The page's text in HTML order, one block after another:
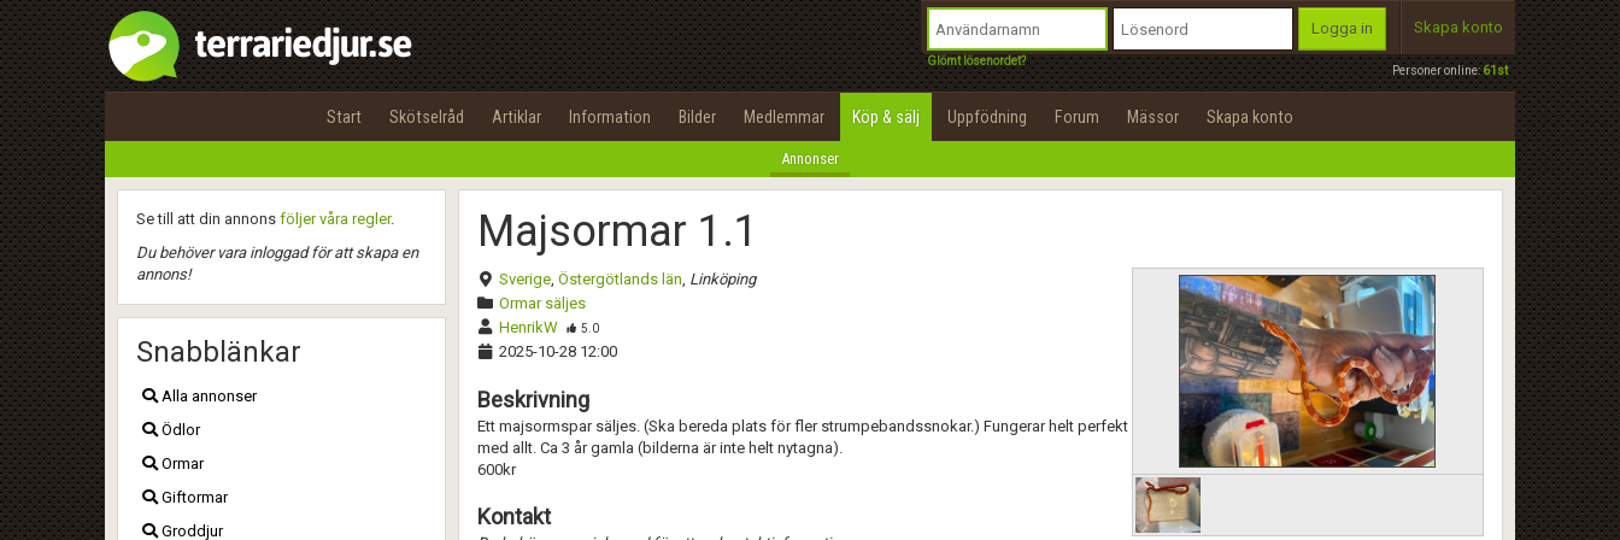
Personer online:61st
Logga in
Glömt lösenordet?
Skapa konto
Start Skötselråd Artiklar Information Bilder Medlemmar Köp & sälj Uppfödning Forum Mässor Skapa konto
Annonser
Se till att din annons följer våra regler.
Du behöver vara inloggad för att skapa en
annons!
Snabblänkar
Alla annonser
Ödlor
Ormar
Giftormar
Groddjur
Majsormar 1.1
Sverige, Östergötlands län, Linköping
Ormar säljes
HenrikW
5.0
2025-10-28 12:00
Beskrivning
Ett majsormspar säljes. (Ska bereda plats för fler strumpebandssnokar.) Fungerar helt perfekt
med allt. Ca 3 år gamla (bilderna är inte helt nytagna).
600kr
Kontakt
Namn:
Beskrivning:
Alla Positiva Negativa
Spara
Utför
100%
OK
integritetspolicy
Namn:
Epost:
Lösenord:
Terms of Service
Begär nytt lösenord
Tillbaka till förstasidan